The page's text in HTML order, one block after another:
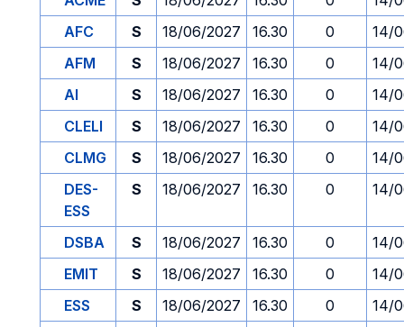
AFC
S 18/06/2027 16.30 0
14/
AFM
S 18/06/2027 16.30 0
14/
AI
S 18/06/2027 16.30 0
14/
CLELI
S 18/06/2027 16.30 0
14/
CLMG
S 18/06/2027 16.30 0
14/
DES-
ESS
S 18/06/2027 16.30 0 14/
DSBA S 18/06/2027 16.30 0
14/
EMIT
S 18/06/2027 16.30 0
14/
ESS
S 18/06/2027 16.30 0
14/